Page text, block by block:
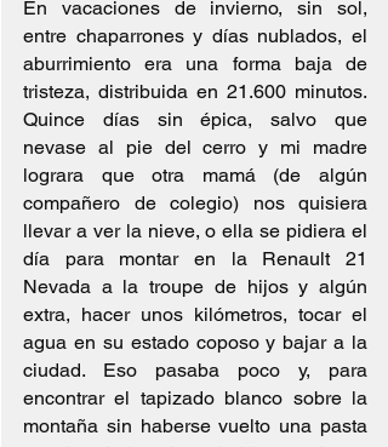
En vacaciones de invierno, sin sol,
entre chaparrones y días nublados, el
aburrimiento era una forma baja de
tristeza, distribuida en 21.600 minutos.
Quince días sin épica, salvo que
nevase al pie del cerro y mi madre
lograra que otra mamá (de algún
compañero de colegio) nos quisiera
llevar a ver la nieve, o ella se pidiera el
día para montar en la Renault 21
Nevada a la troupe de hijos y algún
extra, hacer unos kilómetros, tocar el
agua en su estado coposo y bajar a la
ciudad. Eso pasaba poco y, para
encontrar el tapizado blanco sobre la
montaña sin haberse vuelto una pasta